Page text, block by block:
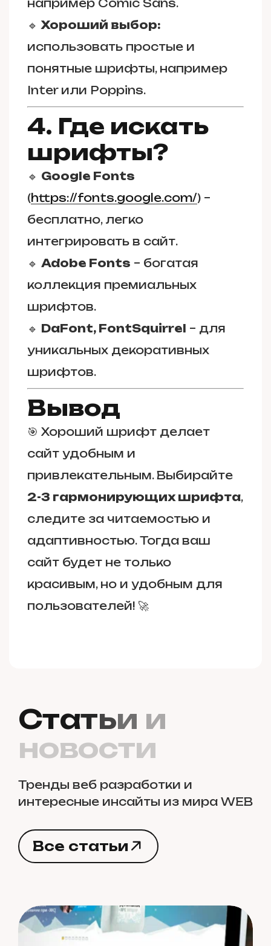
например Comic Sans.
🔹 Хороший выбор:
использовать простые и
понятные шрифты, например
Inter или Poppins.
4. Где искать
шрифты?
🔹 Google Fonts
(https://fonts.google.com/) –
бесплатно, легко
интегрировать в сайт.
🔹 Adobe Fonts – богатая
коллекция премиальных
шрифтов.
🔹 DaFont, FontSquirrel – для
уникальных декоративных
шрифтов.
Вывод
🎯 Хороший шрифт делает
сайт удобным и
привлекательным. Выбирайте
2-3 гармонирующих шрифта,
следите за читаемостью и
адаптивностью. Тогда ваш
сайт будет не только
красивым, но и удобным для
пользователей! 🚀
Статьи и
новости
Тренды веб разработки и
интересные инсайты из мира WEB
Все статьи
Все статьи